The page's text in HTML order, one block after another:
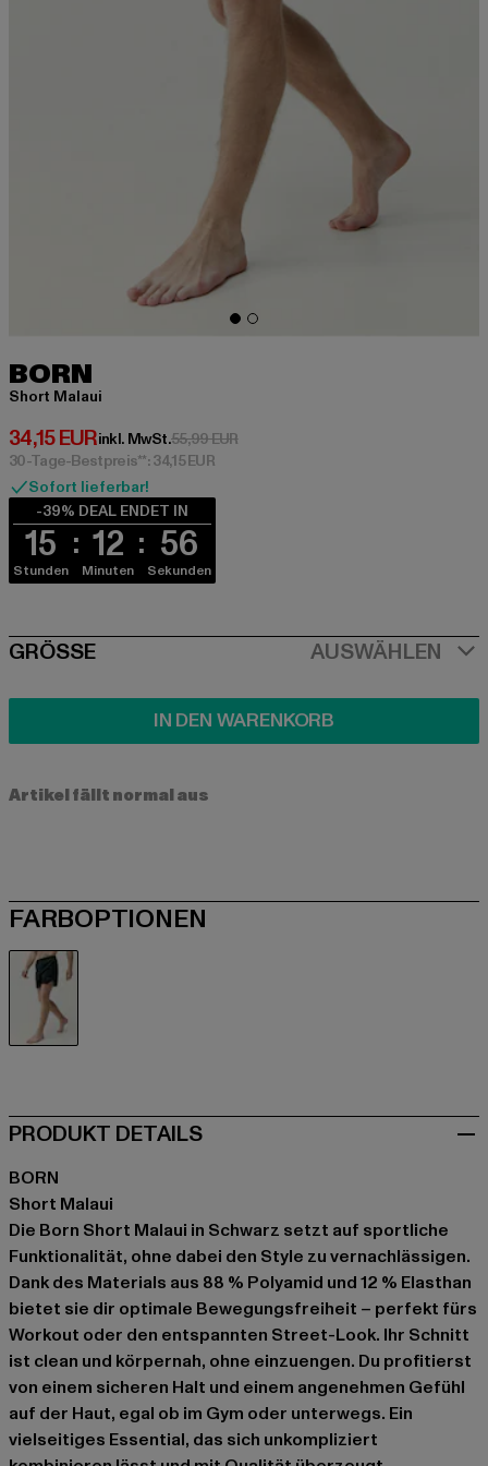
BORN
Short Malaui
34,15 EUR
Derzeitiger Preis: 34,15 EUR
inkl. MwSt.55,99 EURAktionspreis: 55,99 EUR
30-Tage-Bestpreis**: 34,15 EUR
Sofort lieferbar!
-39% DEAL ENDET IN
15
Stunden
12
Minuten
56
Sekunden
SIZE
GRÖSSE AUSWÄHLEN
IN DEN WARENKORB
Artikel fällt normal aus
FARBOPTIONEN
PRODUKT DETAILS
BORN
Short Malaui
Die Born Short Malaui in Schwarz setzt auf sportliche
Funktionalität, ohne dabei den Style zu vernachlässigen.
Dank des Materials aus 88 % Polyamid und 12 % Elasthan
bietet sie dir optimale Bewegungsfreiheit – perfekt fürs
Workout oder den entspannten Street-Look. Ihr Schnitt
ist clean und körpernah, ohne einzuengen. Du profitierst
von einem sicheren Halt und einem angenehmen Gefühl
auf der Haut, egal ob im Gym oder unterwegs. Ein
vielseitiges Essential, das sich unkompliziert